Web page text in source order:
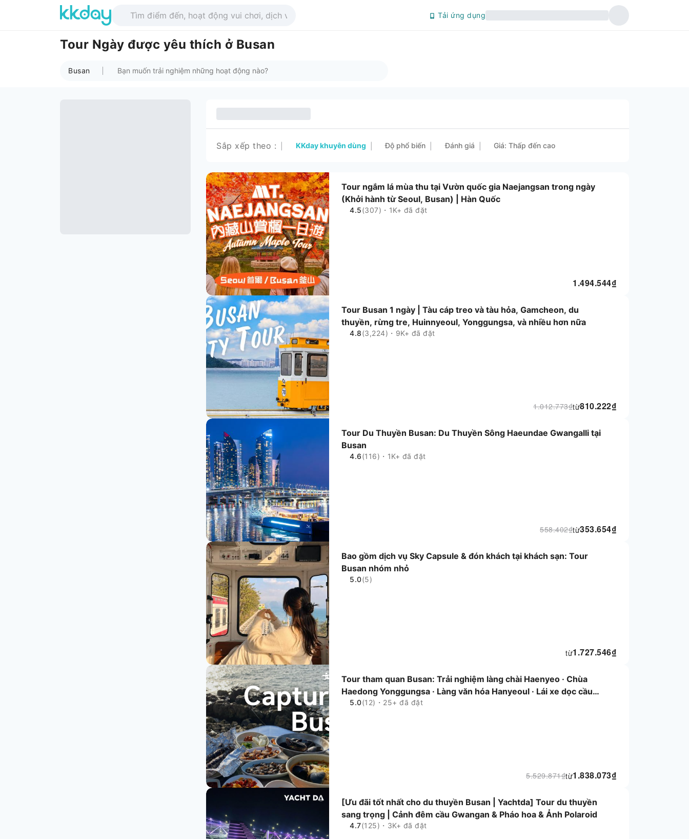
Tải ứng dụng
Tour Ngày được yêu thích ở Busan
Busan
Sắp xếp theo : KKday khuyên dùng Độ phổ biến Đánh giá Giá: Thấp đến cao
Tour ngắm lá mùa thu tại Vườn quốc gia Naejangsan trong ngày
(Khởi hành từ Seoul, Busan) | Hàn Quốc
4.5(307)・1K+ đã đặt
₫
1.494.544
Tour Busan 1 ngày | Tàu cáp treo và tàu hỏa, Gamcheon, du
thuyền, rừng tre, Huinnyeoul, Yonggungsa, và nhiều hơn nữa
4.8(3,224)・9K+ đã đặt
₫
810.222
từ
₫
1.012.773
Tour Du Thuyền Busan: Du Thuyền Sông Haeundae Gwangalli tại
Busan
4.6(116)・1K+ đã đặt
₫
353.654
từ
₫
558.402
Bao gồm dịch vụ Sky Capsule & đón khách tại khách sạn: Tour
Busan nhóm nhỏ
5.0(5)
₫
1.727.546
từ
Tour tham quan Busan: Trải nghiệm làng chài Haenyeo · Chùa
Haedong Yonggungsa · Làng văn hóa Hanyeoul · Lái xe dọc cầu
Busan (Bao gồm bữa trưa)
5.0(12)・25+ đã đặt
₫
1.838.073
từ
₫
5.529.871
[Ưu đãi tốt nhất cho du thuyền Busan | Yachtda] Tour du thuyền
sang trọng | Cảnh đêm cầu Gwangan & Pháo hoa & Ảnh Polaroid
4.7(125)・3K+ đã đặt